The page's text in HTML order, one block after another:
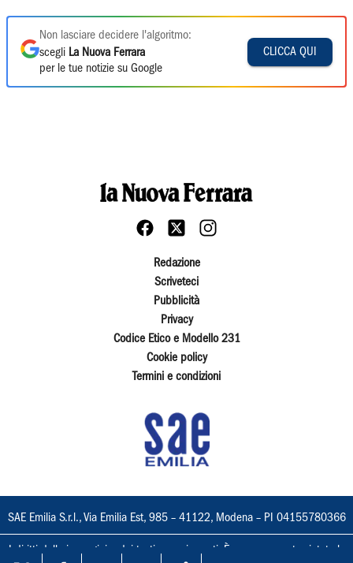
Non lasciare decidere l'algoritmo:
scegli La Nuova Ferrara
per le tue notizie su Google
CLICCA QUI
Redazione
Scriveteci
Pubblicità
Privacy
Codice Etico e Modello 231
Cookie policy
Termini e condizioni
SAE Emilia S.r.l., Via Emilia Est, 985 – 41122, Modena – PI 04155780366
I diritti delle immagini e dei testi sono riservati. È espressamente vietata la